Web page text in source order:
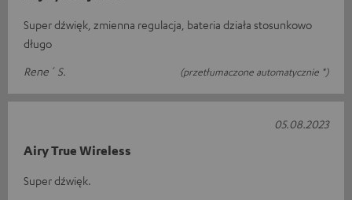
Super dźwięk, zmienna regulacja, bateria działa stosunkowo
długo
Rene´ S.
(przetłumaczone automatycznie *)
Airy True Wireless
Super dźwięk.
05.08.2023